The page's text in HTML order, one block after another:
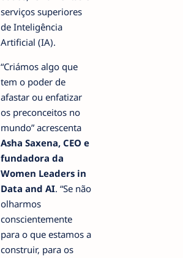
serviços superiores
de Inteligência
Artificial (IA).
“Criámos algo que
tem o poder de
afastar ou enfatizar
os preconceitos no
mundo” acrescenta
Asha Saxena, CEO e
fundadora da
Women Leaders in
Data and AI. “Se não
olharmos
conscientemente
para o que estamos a
construir, para os